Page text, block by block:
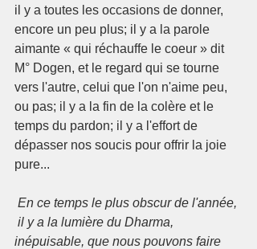
il y a toutes les occasions de donner,
encore un peu plus; il y a la parole
aimante « qui réchauffe le coeur » dit
M° Dogen, et le regard qui se tourne
vers l'autre, celui que l'on n'aime peu,
ou pas; il y a la fin de la colère et le
temps du pardon; il y a l'effort de
dépasser nos soucis pour offrir la joie
pure...
En ce temps le plus obscur de l'année,
il y a la lumière du Dharma,
inépuisable, que nous pouvons faire